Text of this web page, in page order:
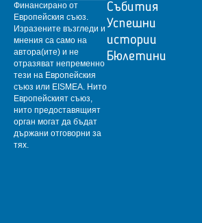
Финансирано от
Европейския съюз.
Изразените възгледи и
мнения са само на
автора(ите) и не
отразяват непременно
тези на Европейския
съюз или EISMEA. Нито
Европейският съюз,
нито предоставящият
орган могат да бъдат
държани отговорни за
тях.
Събития
Успешни
истории
Бюлетини